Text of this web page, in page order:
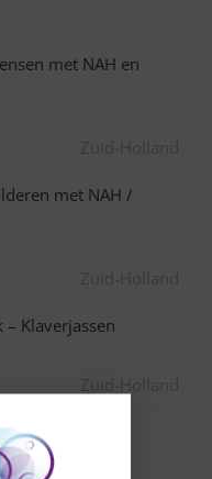
met NAH en
met NAH /
– Klaverjassen
in de